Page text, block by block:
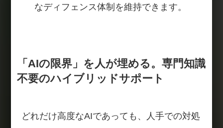
なディフェンス体制を維持できます。
「AIの限界」を人が埋める。専門知識
不要のハイブリッドサポート
どれだけ高度なAIであっても、人手での対処